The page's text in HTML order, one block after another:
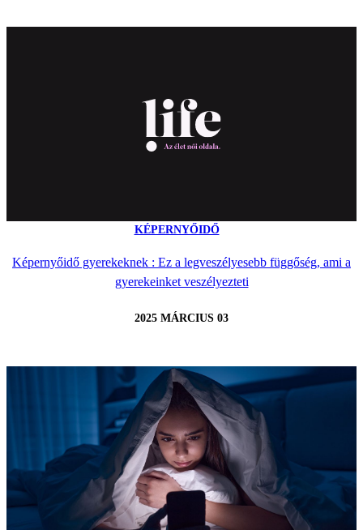
KÉPERNYŐIDŐ
Képernyőidő gyerekeknek : Ez a legveszélyesebb függőség, ami a
gyerekeinket veszélyezteti
2025 MÁRCIUS 03